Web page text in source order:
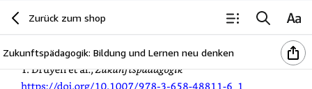
Zurück zum shop
Zukunftspädagogik: Bildung und Lernen neu denken
Der/ die Autor( en),
Springer
Fachmedien
Wiesbaden GmbH, ein Teil von
Springer
Nature
2026
https://
doi.org/ 10.1007/ 978- 3- 658- 48811- 6_1